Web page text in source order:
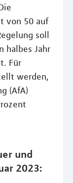
von 50 auf
soll
halbes Jahr
Für
werden,
(AfA)
und
2023: